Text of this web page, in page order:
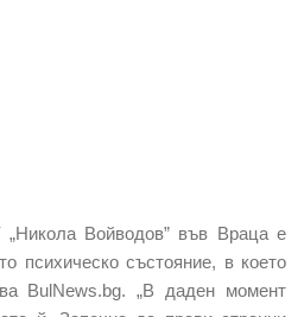
Войводов” във Враца е
психическо състояние, в което
BulNews.bg. „В даден момент